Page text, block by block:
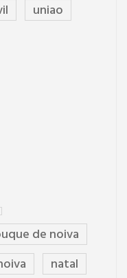
uniao
de noiva
natal